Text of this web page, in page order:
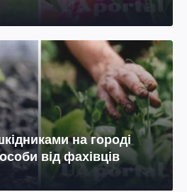
на городі
від фахівців